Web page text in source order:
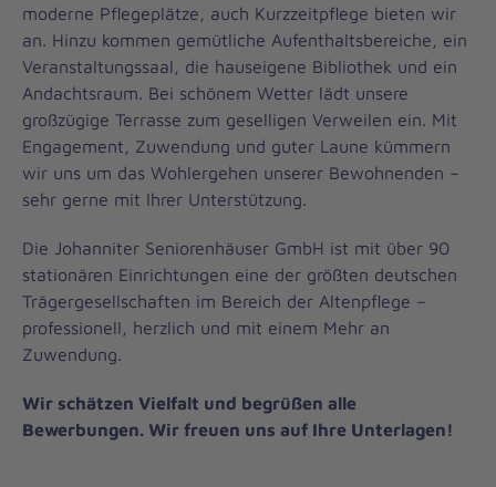
moderne Pflegeplätze, auch Kurzzeitpflege bieten wir
an. Hinzu kommen gemütliche Aufenthaltsbereiche, ein
Veranstaltungssaal, die hauseigene Bibliothek und ein
Andachtsraum. Bei schönem Wetter lädt unsere
großzügige Terrasse zum geselligen Verweilen ein. Mit
Engagement, Zuwendung und guter Laune kümmern
wir uns um das Wohlergehen unserer Bewohnenden –
sehr gerne mit Ihrer Unterstützung.
Die Johanniter Seniorenhäuser GmbH ist mit über 90
stationären Einrichtungen eine der größten deutschen
Trägergesellschaften im Bereich der Altenpflege –
professionell, herzlich und mit einem Mehr an
Zuwendung.
Wir schätzen Vielfalt und begrüßen alle
Bewerbungen. Wir freuen uns auf Ihre Unterlagen!